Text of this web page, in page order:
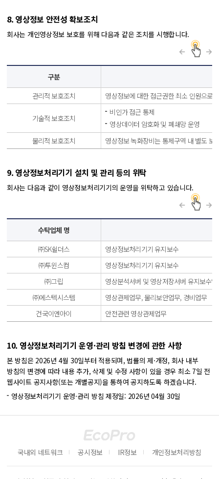
8. 영상정보 안전성 확보조치
회사는 개인영상정보 보호를 위해 다음과 같은 조치를 시행합니다.
구분
관리적 보호조치
영상정보에 대한 접근권한 최소 인원으로
기술적 보호조치
비인가 접근 통제
영상데이터 암호화 및 폐쇄망 운영
물리적 보호조치
영상정보 녹화장비는 통제구역 내 별도 보
9. 영상정보처리기기 설치 및 관리 등의 위탁
회사는 다음과 같이 영상정보처리기기의 운영을 위탁하고 있습니다.
수탁업체 명
㈜SK쉴더스
영상정보처리기기 유지보수
㈜투윈스컴
영상정보처리기기 유지보수
㈜그립
영상분석서버 및 영상저장서버 유지보수업
㈜에스텍시스템
영상관제업무, 물리보안업무, 경비업무
건국이엔아이
안전관련 영상관제업무
10. 영상정보처리기기 운영·관리 방침 변경에 관한 사항
본 방침은 2026년 4월 30일부터 적용되며, 법률의 제·개정, 회사 내부
방침의 변경에 따라 내용 추가, 삭제 및 수정 사항이 있을 경우 최소 7일 전
웹사이트 공지사항(또는 개별공지)을 통하여 공지하도록 하겠습니다.
영상정보처리기기 운영·관리 방침 제정일: 2026년 04월 30일
국내외 네트워크 공시정보 IR정보 개인정보처리방침